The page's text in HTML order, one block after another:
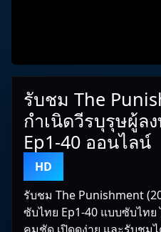
รับชม The
กำเนิดวีรบุรุษผู้
Ep1-40 ออนไลน์
HD
รับชม The Punishment
ซับไทย Ep1-40 แบบซับไท